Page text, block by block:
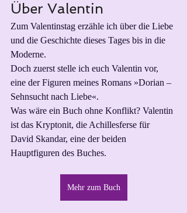
Über Valentin
Zum Valentinstag erzähle ich über die Liebe
und die Geschichte dieses Tages bis in die
Moderne.
Doch zuerst stelle ich euch Valentin vor,
eine der Figuren meines Romans »Dorian –
Sehnsucht nach Liebe«.
Was wäre ein Buch ohne Konflikt? Valentin
ist das Kryptonit, die Achillesferse für
David Skandar, eine der beiden
Hauptfiguren des Buches.
Mehr zum Buch